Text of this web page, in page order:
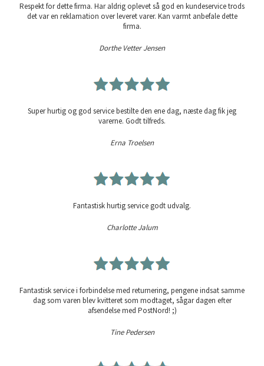
Respekt for dette firma. Har aldrig oplevet så god en kundeservice trods
det var en reklamation over leveret varer. Kan varmt anbefale dette
firma.
Dorthe Vetter Jensen
Super hurtig og god service bestilte den ene dag, næste dag fik jeg
varerne. Godt tilfreds.
Erna Troelsen
Fantastisk hurtig service godt udvalg.
Charlotte Jalum
Fantastisk service i forbindelse med returnering, pengene indsat samme
dag som varen blev kvitteret som modtaget, sågar dagen efter
afsendelse med PostNord! ;)
Tine Pedersen